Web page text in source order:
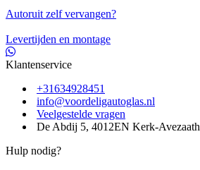
Autoruit zelf vervangen?
Levertijden en montage
Klantenservice
+31634928451
info@voordeligautoglas.nl
Veelgestelde vragen
De Abdij 5, 4012EN Kerk-Avezaath
Hulp nodig?